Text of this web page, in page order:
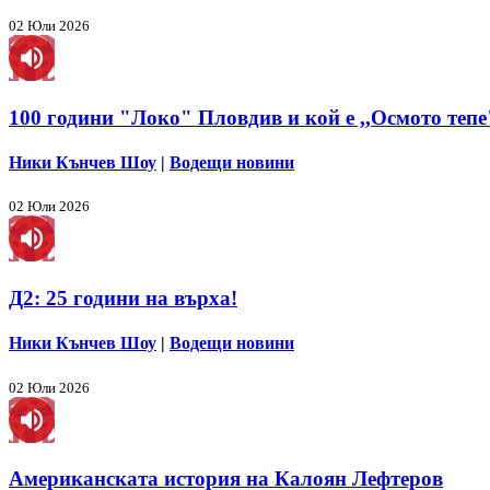
02 Юли 2026
100 години "Локо" Пловдив и кой е ,,Осмото
Ники Кънчев Шоу | Водещи новини
02 Юли 2026
Д2: 25 години на върха!
Ники Кънчев Шоу | Водещи новини
02 Юли 2026
Американската история на Калоян Лефтеров